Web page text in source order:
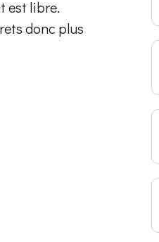
est libre.
donc plus